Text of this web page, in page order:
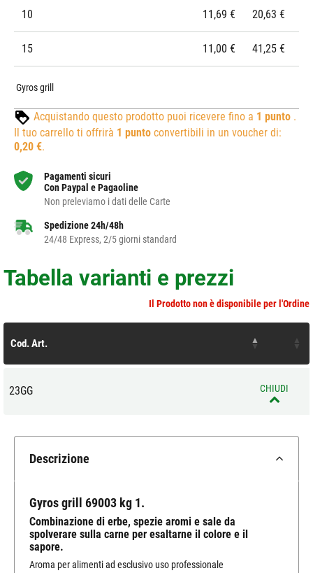
10 11,69 € 20,63 €
15 11,00 € 41,25 €
Gyros grill
Acquistando questo prodotto puoi ricevere fino a 1 punto .
Il tuo carrello ti offrirà 1 punto convertibili in un voucher di:
0,20 €.
Pagamenti sicuri
Con Paypal e Pagaoline
Non preleviamo i dati delle Carte
Spedizione 24h/48h
24/48 Express, 2/5 giorni standard
Tabella varianti e prezzi
Il Prodotto non è disponibile per l'Ordine
Cod. Art.
23GG CHIUDI
Descrizione
Gyros grill 69003 kg 1.
Combinazione di erbe, spezie aromi e sale da
spolverare sulla carne per esaltarne il colore e il
sapore.
Aroma per alimenti ad esclusivo uso professionale